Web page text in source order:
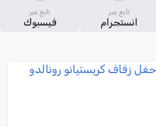
تابع عبر
انستجرام
تابع عبر
فيسبوك